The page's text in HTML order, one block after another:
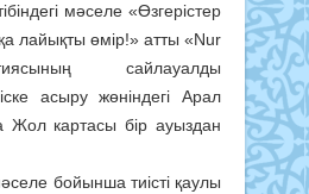
мәселе «Өзгерістер
лайықты өмір!» атты «Nur
сайлауалды
асыру жөніндегі Арал
картасы бір ауыздан
бойынша тиісті қаулы